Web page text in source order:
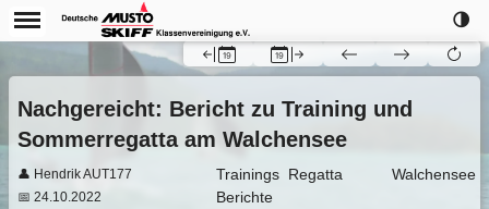
🌗
Nachgereicht: Bericht zu Training und
Sommerregatta am Walchensee
👤 Hendrik AUT177
📅 24.10.2022
Trainings Regatta
Berichte
Walchensee